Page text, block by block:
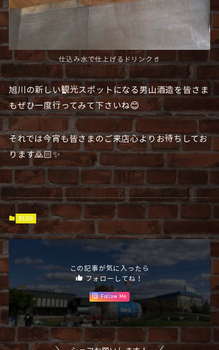
仕込み水で仕上げるドリンク🥤
旭川の新しい観光スポットになる男山酒造を皆さま
もぜひ一度行ってみて下さいね😊
それでは今宵も皆さまのご来店心よりお待ちしてお
ります🙇🏻✨
BLOG
この記事が気に入ったら
フォローしてね！
Follow Me